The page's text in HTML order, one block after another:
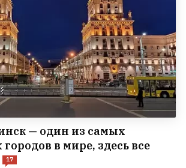
— один из самых
в мире, здесь все
17